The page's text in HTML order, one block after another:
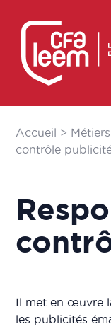
Accueil > Métiers
contrôle
Il met en œuvre
les publicités